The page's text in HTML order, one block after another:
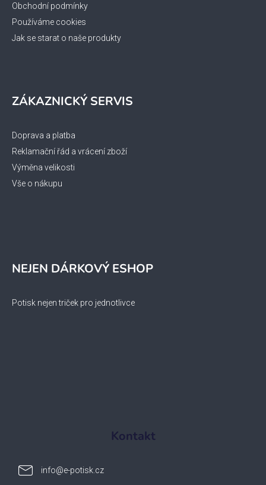
Obchodní podmínky
Používáme cookies
Jak se starat o naše produkty
ZÁKAZNICKÝ SERVIS
Doprava a platba
Reklamační řád a vrácení zboží
Výměna velikosti
Vše o nákupu
NEJEN DÁRKOVÝ ESHOP
Potisk nejen triček pro jednotlivce
Kontakt
info@e-potisk.cz